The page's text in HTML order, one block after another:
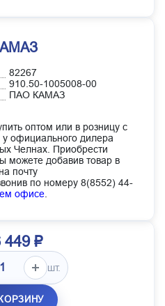
82267
910.50-1005008-00
ПАО КАМАЗ
оптом или в розницу с
у официального дилера
Челнах. Приобрести
можете добавив товар в
почту
по номеру 8(8552) 44-
офисе
449 ₽
шт.